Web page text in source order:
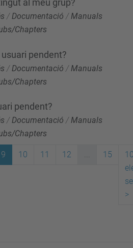
al meu grup?
/Documentació /Manuals
Chapters
pendent?
/ Documentació / Manuals
Chapters
pendent?
/Documentació /Manuals
Chapters
9 10 11 12 ... 15
>